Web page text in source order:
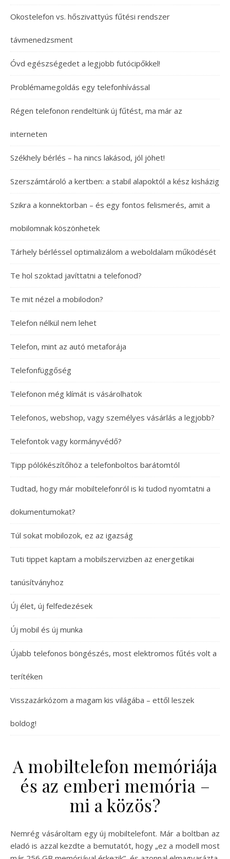
Okostelefon vs. hőszivattyús fűtési rendszer
távmenedzsment
Óvd egészségedet a legjobb futócipőkkel!
Problémamegoldás egy telefonhívással
Régen telefonon rendeltünk új fűtést, ma már az
interneten
Székhely bérlés – ha nincs lakásod, jól jöhet!
Szerszámtároló a kertben: a stabil alapoktól a kész kisházig
Szikra a konnektorban – és egy fontos felismerés, amit a
mobilomnak köszönhetek
Tárhely bérléssel optimalizálom a weboldalam működését
Te hol szoktad javíttatni a telefonod?
Te mit nézel a mobilodon?
Telefon nélkül nem lehet
Telefon, mint az autó metaforája
Telefonfüggőség
Telefonon még klímát is vásárolhatok
Telefonos, webshop, vagy személyes vásárlás a legjobb?
Telefontok vagy kormányvédő?
Tipp pólókészítőhöz a telefonboltos barátomtól
Tudtad, hogy már mobiltelefonról is ki tudod nyomtatni a
dokumentumokat?
Túl sokat mobilozok, ez az igazság
Tuti tippet kaptam a mobilszervizben az energetikai
tanúsítványhoz
Új élet, új felfedezések
Új mobil és új munka
Újabb telefonos böngészés, most elektromos fűtés volt a
terítéken
Visszazárkózom a magam kis világába – ettől leszek
boldog!
A mobiltelefon memóriája
és az emberi memória –
mi a közös?
Nemrég vásároltam egy új mobiltelefont. Már a boltban az
eladó is azzal kezdte a bemutatót, hogy „ez a modell most